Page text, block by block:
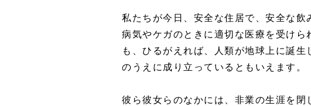
私たちが今日、安全な住居で、安全な飲
病気やケガのときに適切な医療を受け
も、ひるがえれば、人類が地球上に誕
のうえに成り立っているともいえます。
彼ら彼女らのなかには、非業の生涯を閉